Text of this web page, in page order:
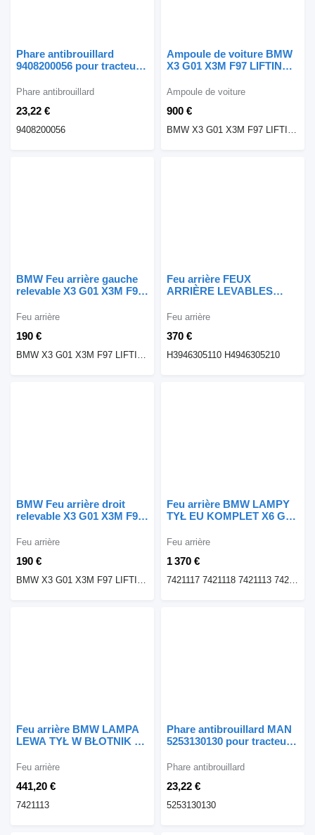
Phare antibrouillard
9408200056 pour tracteur
AXOR / ATEGO
23,22 €
Phare antibrouillard
9408200056
Ampoule de voiture BMW
X3 G01 X3M F97 LIFTING
H3946305110 H4946305210
BMW BMW X3 G01 X3M
F97 LIFTING LAMPY TYŁ
900 €
Ampoule de voiture
BMW X3 G01 X3M F97 LIFTING LAMPY TYŁ KOMPLET H3946305110 H4946305210 H3946304711 H4946304811
BMW Feu arrière gauche
relevable X3 G01 X3M F97
pour automobile BMW
190 €
Feu arrière
BMW X3 G01 X3M F97 LIFTING LAMPA TYLNA TYŁ LEWA LCI H3946305110
Feu arrière FEUX
ARRIÈRE LEVABLES
G01 X3M F97 H3946305110
G01 X3M F97
370 €
Feu arrière
H3946305110 H4946305210
BMW Feu arrière droit
relevable X3 G01 X3M F97
pour automobile BMW X3
190 €
Feu arrière
BMW X3 G01 X3M F97 LIFTING LAMPA TYLNA TYŁ PRAWA LCI H4946305210 EUROPA
Feu arrière BMW LAMPY
TYŁ EU KOMPLET X6 G06
automobile BMW X6 G06
1 370 €
Feu arrière
7421117 7421118 7421113 7421114
Feu arrière BMW LAMPA
LEWA TYŁ W BŁOTNIK X6
automobile BMW X6 G06
441,20 €
Feu arrière
7421113
Phare antibrouillard MAN
5253130130 pour tracteur
23,22 €
Phare antibrouillard
5253130130